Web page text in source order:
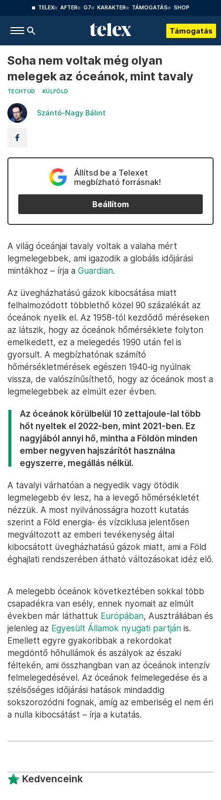
TELEX AFTER G7 KARAKTER TÁMOGATÁS SHOP
Támogatás
Soha nem voltak még olyan
melegek az óceánok, mint tavaly
TECHTUD KÜLFÖLD
Szántó-Nagy Bálint
Állítsd be a Telexet
megbízható forrásnak!
Beállítom
A világ óceánjai tavaly voltak a valaha mért
legmelegebbek, ami igazodik a globális időjárási
mintákhoz – írja a Guardian.
Az üvegházhatású gázok kibocsátása miatt
felhalmozódott többlethő közel 90 százalékát az
óceánok nyelik el. Az 1958-tól kezdődő méréseken
az látszik, hogy az óceánok hőmérséklete folyton
emelkedett, ez a melegedés 1990 után fel is
gyorsult. A megbízhatónak számító
hőmérsékletmérések egészen 1940-ig nyúlnak
vissza, de valószínűsíthető, hogy az óceánok most a
legmelegebbek az elmúlt ezer évben.
Az óceánok körülbelül 10 zettajoule-lal több
hőt nyeltek el 2022-ben, mint 2021-ben. Ez
nagyjából annyi hő, mintha a Földön minden
ember negyven hajszárítót használna
egyszerre, megállás nélkül.
A tavalyi várhatóan a negyedik vagy ötödik
legmelegebb év lesz, ha a levegő hőmérsékletét
nézzük. A most nyilvánosságra hozott kutatás
szerint a Föld energia- és vízciklusa jelentősen
megváltozott az emberi tevékenység által
kibocsátott üvegházhatású gázok miatt, ami a Föld
éghajlati rendszerében átható változásokat idéz elő.
A melegebb óceánok következtében sokkal több
csapadékra van esély, ennek nyomait az elmúlt
években már láthattuk Európában, Ausztráliában és
jelenleg az Egyesült Államok nyugati partján is.
Emellett egyre gyakoribbak a rekordokat
megdöntő hőhullámok és aszályok az északi
féltekén, ami összhangban van az óceánok intenzív
felmelegedésével. Az óceánok felmelegedése és a
szélsőséges időjárási hatások mindaddig
sokszorozódni fognak, amíg az emberiség el nem éri
a nulla kibocsátást – írja a kutatás.
Kedvenceink